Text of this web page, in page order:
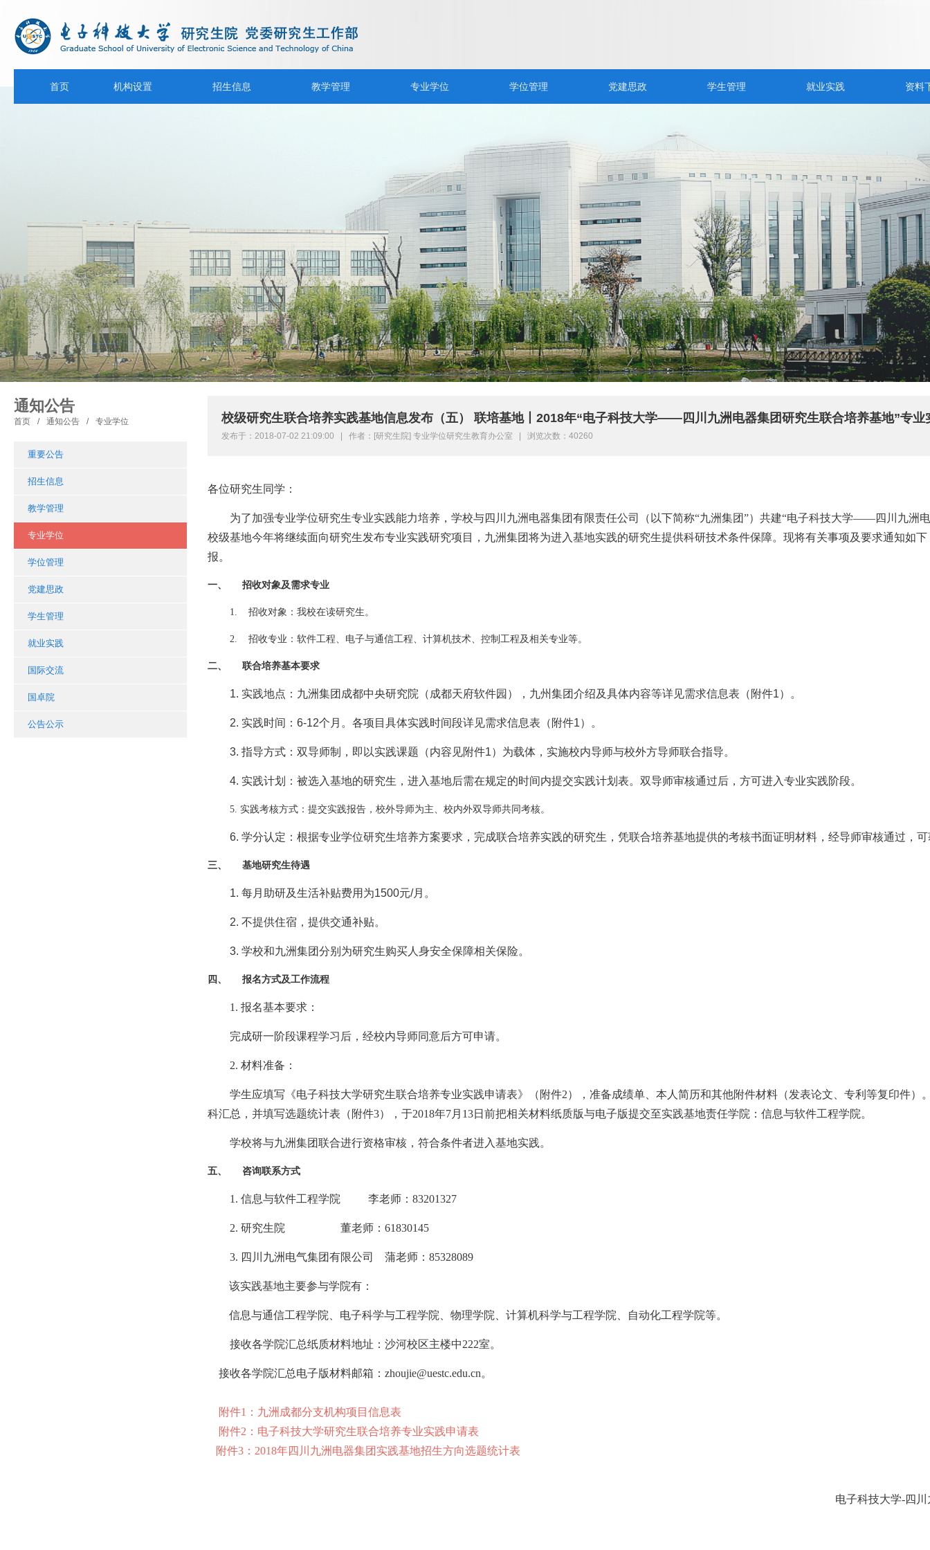
首页 机构设置 招生信息 教学管理 专业学位 学位管理 党建思政 学生管理 就业实践 资料
通知公告
首页 / 通知公告 / 专业学位
重要公告
招生信息
教学管理
专业学位
学位管理
党建思政
学生管理
就业实践
国际交流
国卓院
公告公示
校级研究生联合培养实践基地信息发布（五） 联培基地丨2018年“电子科技大学——四川九洲电器集团研究生联合培养基地”专业
发布于：2018-07-02 21:09:00 | 作者：[研究生院] 专业学位研究生教育办公室 | 浏览次数：40260
各位研究生同学：
为了加强专业学位研究生专业实践能力培养，学校与四川九洲电器集团有限责任公司
（以下简称“九洲集团”）共建“电子科技大学——四川九洲
校级基地今年将继续面向研究生发布专业实践研究项目，九洲集团将为进入基地实践的研究生提供科研技术条件保障。现将有关事项及要求通知如
报。
一、 招收对象及需求专业
1. 招收对象：我校在读研究生。
2. 招收专业：软件工程、电子与通信工程、计算机技术、控制工程及相关专业等。
二、 联合培养基本要求
1. 实践地点：九洲集团成都中央研究院（成都天府软件园），九州集团介绍及具体内容等详见需求信息表（附件1） 。
2. 实践时间： 6-12个月。各项目具体实践时间段详见需求信息表 （附件1） 。
3. 指导方式：双导师制，即以实践课题（内容见附件1）为载体，实施校内导师与校外方导师联合指导。
4. 实践计划：被选入基地的研究生，进入基地后需在规定的时间内提交实践计划表。双导师审核通过后，方可进入专业实践阶段。
5. 实践考核方式：提交实践报告，校外导师为主、校内外双导师共同考核。
6. 学分认定：根据专业学位研究生培养方案要求，完成联合培养实践的研究生，凭联合培养基地提供的考核书面证明材料，经导师审核通过，
三、 基地研究生待遇
1. 每月助研及生活补贴费用为1500元/月。
2. 不提供住宿，提供交通补贴。
3. 学校和九洲集团分别为研究生购买人身安全保障相关保险。
四、 报名方式及工作流程
1. 报名基本要求：
完成研一阶段课程学习后，经校内导师同意后方可申请。
2. 材料准备：
学生应填写《电子科技大学研究生联合培养专业实践申请表》（附件2），准备成绩单、本人简历和其他附件材料（发表论文、专利等复印件）
科汇总，并填写选题统计表（附件3），于2018年7月 13日前把相关材料纸质版与电子版提交至实践基地责任学院：信息与软件工程学院。
学校将与九洲集团联合进行资格审核，符合条件者进入基地实践。
五、 咨询联系方式
1. 信息与软件工程学院 李老师： 83201327
2. 研究生院 董老师： 61830145
3. 四川九洲电气集团有限公司 蒲老师： 85328089
该实践基地主要参与学院有：
信息与通信工程学院、电子科学与工程学院、物理学院、计算机科学与工程学院、自动化工程学院等。
接收各学院汇总纸质材料地址：沙河校区主楼中222室。
接收各学院汇总电子版材料邮箱： zhoujie@uestc.edu.cn。
附件1：九洲成都分支机构项目信息表
附件2：电子科技大学研究生联合培养专业实践申请表
附件3：2018年四川九洲电器集团实践基地招生方向选题统计表
电子科技大学-四